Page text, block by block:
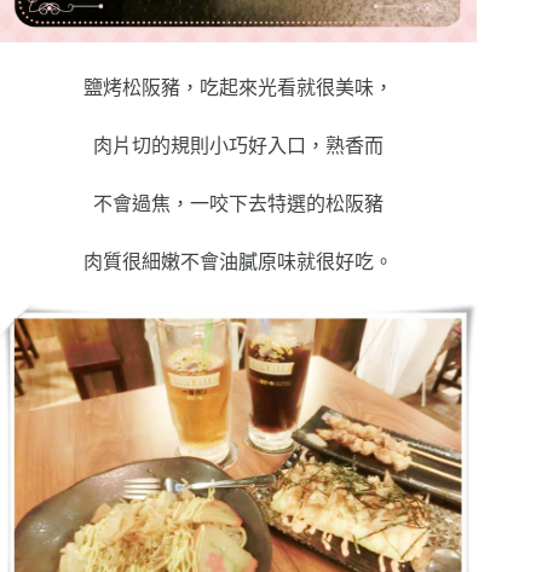
鹽烤松阪豬，吃起來光看就很美味，
肉片切的規則小巧好入口，熟香而
不會過焦，一咬下去特選的松阪豬
肉質很細嫩不會油膩原味就很好吃。